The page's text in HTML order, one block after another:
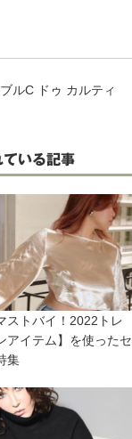
ルC ドゥ カルティ
ている記事
ストバイ！2022トレ
アイテム】を使ったセ
集